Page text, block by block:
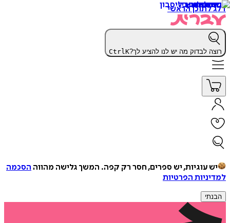
דלג לתוכן הראשי
רוצה לבדוק מה יש לנו להציע לך? CtrlK
יש עוגיות, יש ספרים, חסר רק קפה. המשך גלישה מהווה הסכמה
למדיניות הפרטיות
הבנתי